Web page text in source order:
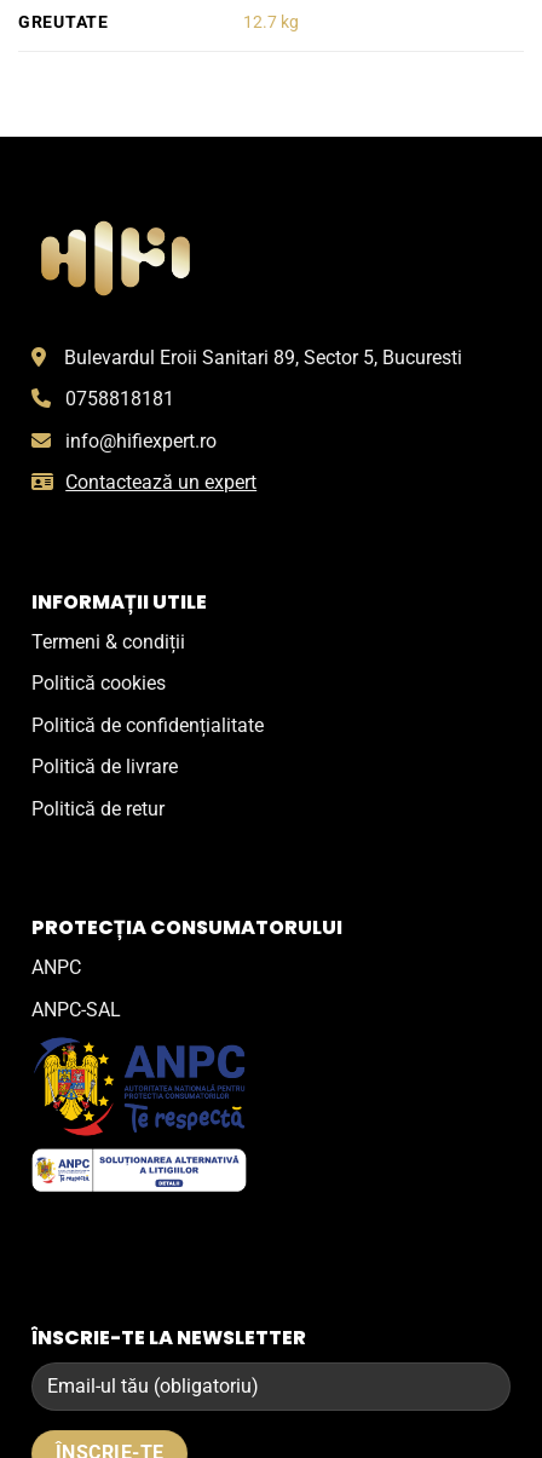
GREUTATE 12.7 kg
Bulevardul Eroii Sanitari 89, Sector 5, Bucuresti
0758818181
info@hifiexpert.ro
Contactează un expert
INFORMAȚII UTILE
Termeni & condiții
Politică cookies
Politică de confidențialitate
Politică de livrare
Politică de retur
PROTECȚIA CONSUMATORULUI
ANPC
ANPC-SAL
ÎNSCRIE-TE LA NEWSLETTER